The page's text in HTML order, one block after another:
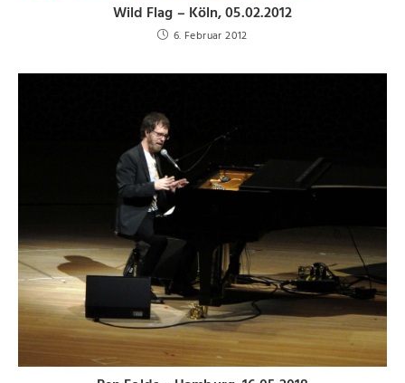
Wild Flag – Köln, 05.02.2012
6. Februar 2012